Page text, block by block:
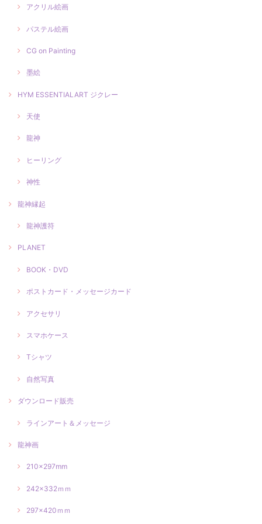
アクリル絵画
パステル絵画
CG on Painting
墨絵
HYM ESSENTIALART ジクレー
天使
龍神
ヒーリング
神性
龍神縁起
龍神護符
PLANET
BOOK・DVD
ポストカード・メッセージカード
アクセサリ
スマホケース
Tシャツ
自然写真
ダウンロード販売
ラインアート＆メッセージ
龍神画
210×297mm
242×332ｍｍ
297×420ｍｍ